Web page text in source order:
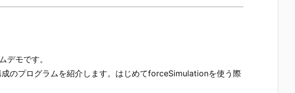
モです。
のプログラムを紹介します。はじめてforceSimulationを使う際